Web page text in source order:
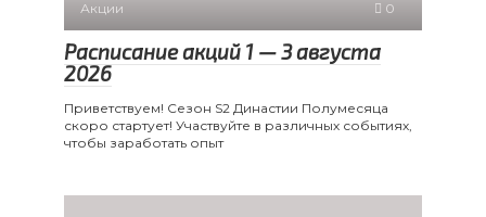
Акции 0
Расписание акций 1 — 3 августа
2026
Приветствуем! Сезон S2 Династии Полумесяца
скоро стартует! Участвуйте в различных событиях,
чтобы заработать опыт